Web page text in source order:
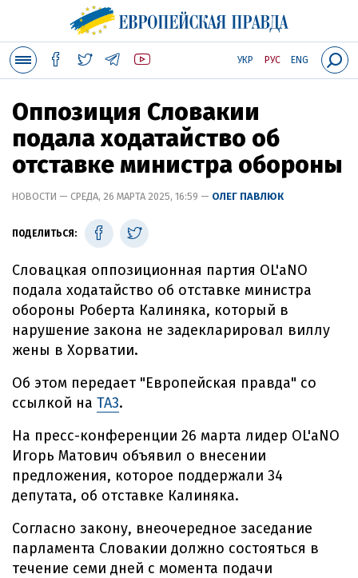
УКР РУС ENG
Оппозиция Словакии
подала ходатайство об
отставке министра обороны
НОВОСТИ — СРЕДА, 26 МАРТА 2025, 16:59 — ОЛЕГ ПАВЛЮК
ПОДЕЛИТЬСЯ:
Словацкая оппозиционная партия OL'aNO
подала ходатайство об отставке министра
обороны Роберта Калиняка, который в
нарушение закона не задекларировал виллу
жены в Хорватии.
Об этом передает "Европейская правда" со
ссылкой на TA3.
На пресс-конференции 26 марта лидер OL'aNO
Игорь Матович объявил о внесении
предложения, которое поддержали 34
депутата, об отставке Калиняка.
Согласно закону, внеочередное заседание
парламента Словакии должно состояться в
течение семи дней с момента подачи